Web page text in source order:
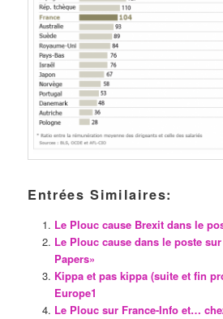
Entrées Similaires:
Le Plouc cause Brexit dans le
Le Plouc cause dans le poste
Papers»
Kippa et pas kippa (suite et fin
Europe1
Le Plouc sur France-Info et…